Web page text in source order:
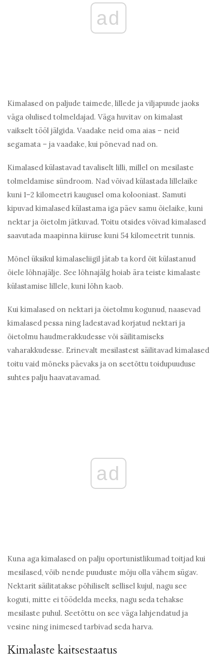
ad
Kimalased on paljude taimede, lillede ja viljapuude jaoks
väga olulised tolmeldajad. Väga huvitav on kimalast
vaikselt tööl jälgida. Vaadake neid oma aias – neid
segamata – ja vaadake, kui põnevad nad on.
Kimalased külastavad tavaliselt lilli, millel on mesilaste
tolmeldamise sündroom. Nad võivad külastada lillelaike
kuni 1–2 kilomeetri kaugusel oma kolooniast. Samuti
kipuvad kimalased külastama iga päev samu õielaike, kuni
nektar ja õietolm jätkuvad. Toitu otsides võivad kimalased
saavutada maapinna kiiruse kuni 54 kilomeetrit tunnis.
Mõnel üksikul kimalaseliigil jätab ta kord õit külastanud
õiele lõhnajälje. See lõhnajälg hoiab ära teiste kimalaste
külastamise lillele, kuni lõhn kaob.
Kui kimalased on nektari ja õietolmu kogunud, naasevad
kimalased pessa ning ladestavad korjatud nektari ja
õietolmu haudmerakkudesse või säilitamiseks
vaharakkudesse. Erinevalt mesilastest säilitavad kimalased
toitu vaid mõneks päevaks ja on seetõttu toidupuuduse
suhtes palju haavatavamad.
ad
Kuna aga kimalased on palju oportunistlikumad toitjad kui
mesilased, võib nende puuduste mõju olla vähem sügav.
Nektarit säilitatakse põhiliselt sellisel kujul, nagu see
koguti, mitte ei töödelda meeks, nagu seda tehakse
mesilaste puhul. Seetõttu on see väga lahjendatud ja
vesine ning inimesed tarbivad seda harva.
Kimalaste kaitsestaatus